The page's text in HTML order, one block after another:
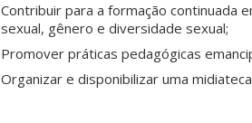
Contribuir para a formação continuada
sexual, gênero e diversidade sexual;
Promover práticas pedagógicas
Organizar e disponibilizar uma